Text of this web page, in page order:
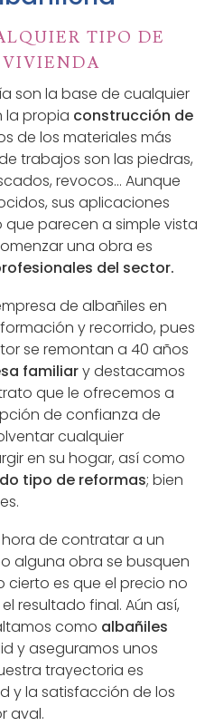
TIPO DE
VIVIENDA
son la base de cualquier
la propia construcción de
de los materiales más
trabajos son las piedras,
revocos... Aunque
sus aplicaciones
parecen a simple vista
una obra es
del sector.
de albañiles en
y recorrido, pues
se remontan a 40 años
familiary destacamos
que le ofrecemos a
de confianza de
cualquier
en su hogar, así como
tipo de reformas; bien
de contratar a un
alguna obra se busquen
cierto es que el precio no
resultado final. Aún así,
como albañiles
y aseguramos unos
trayectoria es
y la satisfacción de los
aval.